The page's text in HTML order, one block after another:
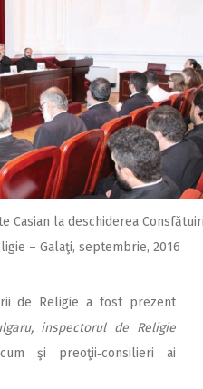
Casian la deschiderea
– Galaţi, septembrie, 2016
de Religie a fost prezent
inspectorul de Religie
şi preoţii‑consilieri ai